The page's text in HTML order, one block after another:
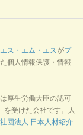
ス・エム・エスがプ
個人情報保護・情報
は厚生労働大臣の認可
を受けた会社です。人
団法人 日本人材紹介